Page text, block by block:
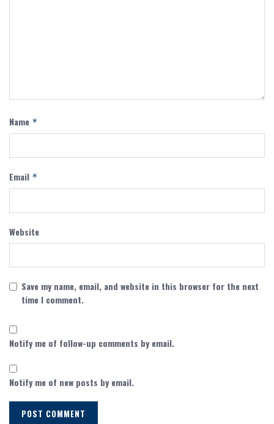
Name *
Email *
Website
Save my name, email, and website in this browser for the next
time I comment.
Notify me of follow-up comments by email.
Notify me of new posts by email.